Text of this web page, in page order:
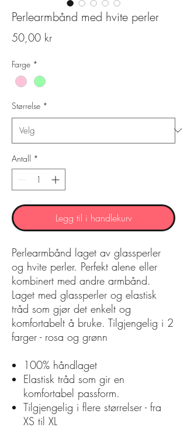
Perlearmbånd med hvite perler
50,00 krPris
Farge *
Størrelse *
Antall *
Legg til i handlekurv
Perlearmbånd laget av glassperler
og hvite perler. Perfekt alene eller
kombinert med andre armbånd.
Laget med glassperler og elastisk
tråd som gjør det enkelt og
komfortabelt å bruke. Tilgjengelig i 2
farger - rosa og grønn
100% håndlaget
Elastisk tråd som gir en
komfortabel passform.
Tilgjengelig i flere størrelser - fra
XS til XL